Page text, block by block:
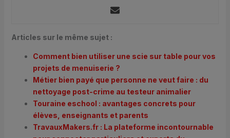
Articles sur le même sujet :
Comment bien utiliser une scie sur table pour vos
projets de menuiserie ?
Métier bien payé que personne ne veut faire : du
nettoyage post-crime au testeur animalier
Touraine eschool : avantages concrets pour
élèves, enseignants et parents
TravauxMakers.fr : La plateforme incontournable